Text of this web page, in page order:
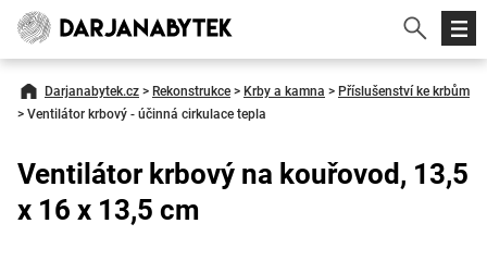
Darjanabytek.cz > Rekonstrukce > Krby a kamna > Příslušenství ke krbům
> Ventilátor krbový - účinná cirkulace tepla
Ventilátor krbový na kouřovod, 13,5
x 16 x 13,5 cm